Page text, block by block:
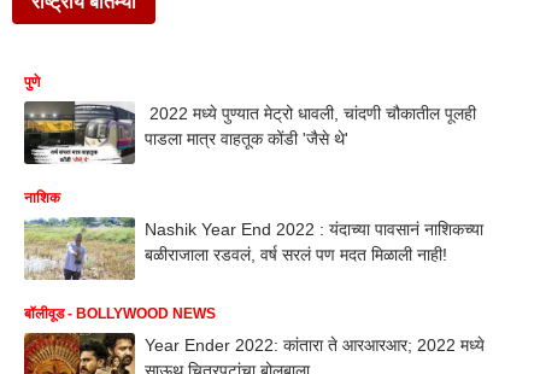
पुणे
2022 मध्ये पुण्यात मेट्रो धावली, चांदणी चौकातील पूलही
पाडला मात्र वाहतूक कोंडी 'जैसे थे'
नाशिक
Nashik Year End 2022 : यंदाच्या पावसानं नाशिकच्या
बळीराजाला रडवलं, वर्ष सरलं पण मदत मिळाली नाही!
बॉलीवूड - BOLLYWOOD NEWS
Year Ender 2022: कांतारा ते आरआरआर; 2022 मध्ये
साऊथ चित्रपटांचा बोलबाला